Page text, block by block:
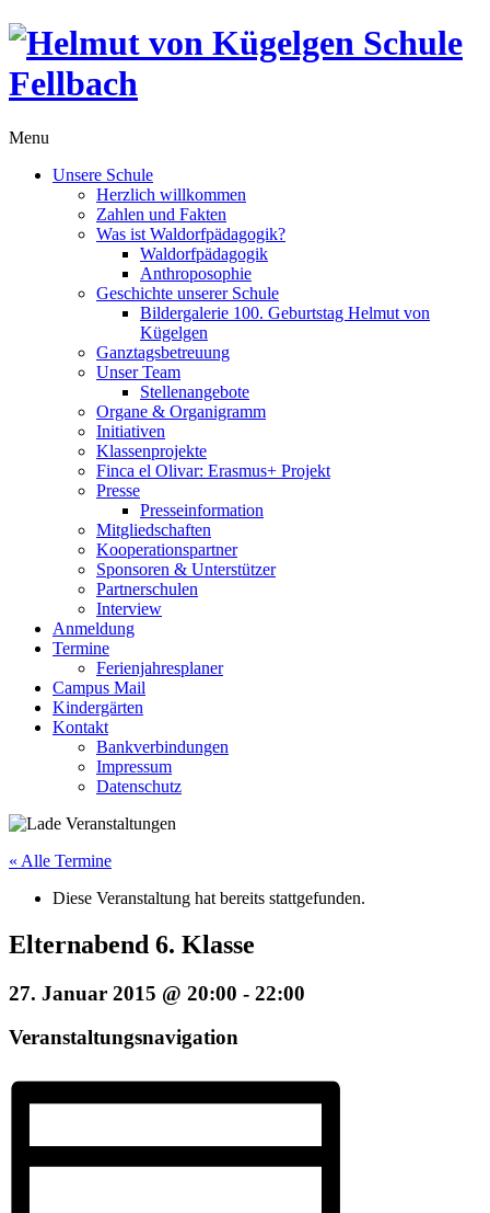
Menu
Unsere Schule
Herzlich willkommen
Zahlen und Fakten
Was ist Waldorfpädagogik?
Waldorfpädagogik
Anthroposophie
Geschichte unserer Schule
Bildergalerie 100. Geburtstag Helmut von
Kügelgen
Ganztagsbetreuung
Unser Team
Stellenangebote
Organe & Organigramm
Initiativen
Klassenprojekte
Finca el Olivar: Erasmus+ Projekt
Presse
Presseinformation
Mitgliedschaften
Kooperationspartner
Sponsoren & Unterstützer
Partnerschulen
Interview
Anmeldung
Termine
Ferienjahresplaner
Campus Mail
Kindergärten
Kontakt
Bankverbindungen
Impressum
Datenschutz
« Alle Termine
Diese Veranstaltung hat bereits stattgefunden.
Elternabend 6. Klasse
27. Januar 2015 @ 20:00 - 22:00
Veranstaltungsnavigation